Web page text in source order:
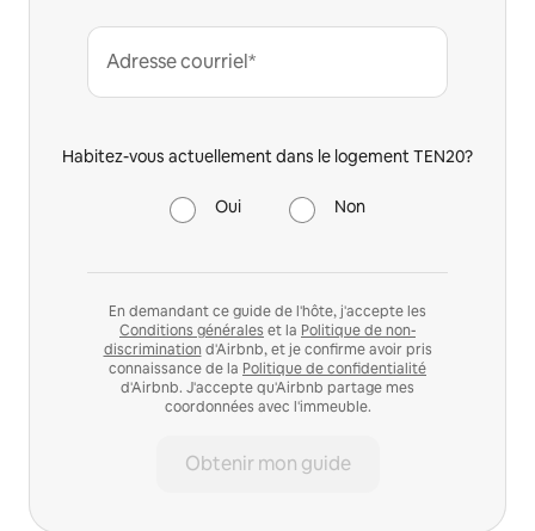
Adresse courriel*
Habitez-vous actuellement dans le logement TEN20?
Oui Non
En demandant ce guide de l'hôte, j'accepte les
Conditions générales et la Politique de non-
discrimination d'Airbnb, et je confirme avoir pris
connaissance de la Politique de confidentialité
d'Airbnb. J'accepte qu'Airbnb partage mes
coordonnées avec l'immeuble.
Obtenir mon guide